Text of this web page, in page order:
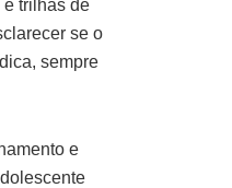
trilhas de
se o
sempre
e